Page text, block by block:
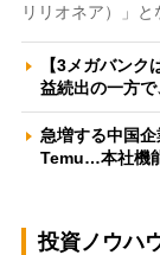
リリオネア）」
【3メガバン
益続出の一方
急増する中国
Temu…本社機
投資ノウハ